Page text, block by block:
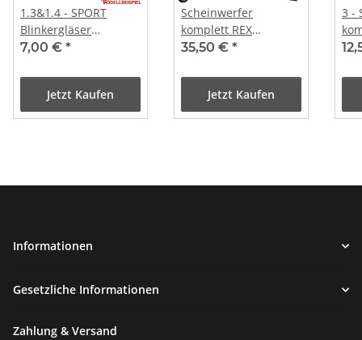
1.3&1.4 - SPORT
Blinkergläser
rechts+links (orange)
7,00 € *
Jetzt Kaufen
Scheinwerfer
komplett REX
RS400/460 / Jonway
35,50 € *
Jetzt Kaufen
3 -
Informationen
Gesetzliche Informationen
Zahlung & Versand